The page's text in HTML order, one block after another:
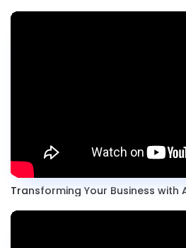
Transforming Your Business with